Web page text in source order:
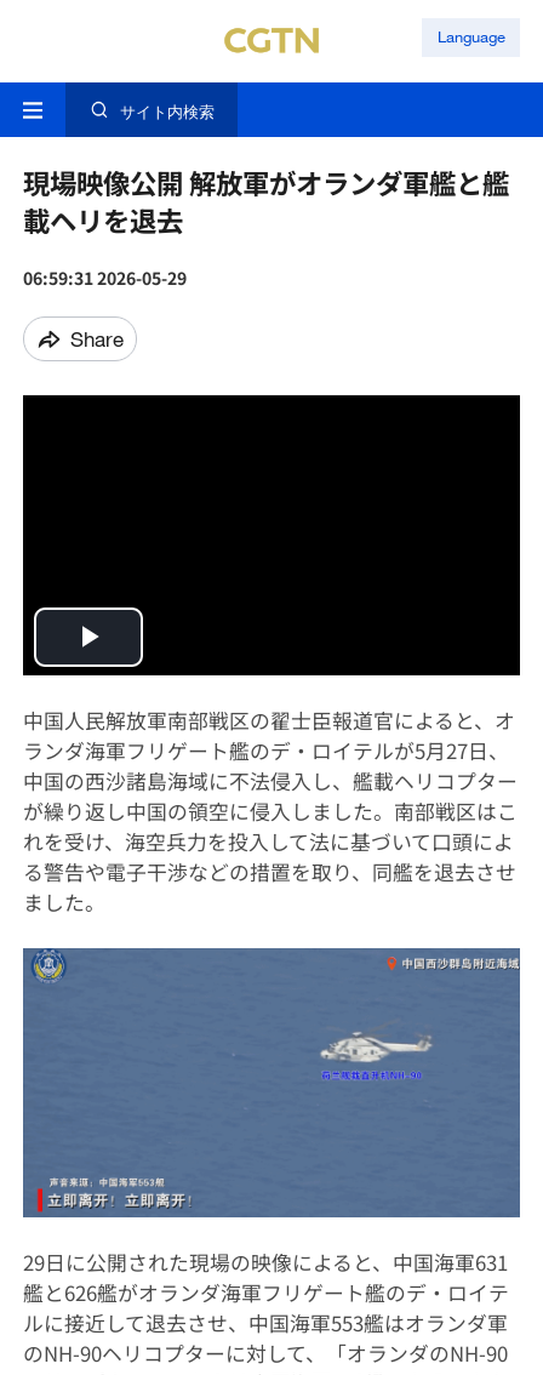
Language
サイト内検索
現場映像公開 解放軍がオランダ軍艦と艦
載ヘリを退去
06:59:31 2026-05-29
Share
Play
Video
中国人民解放軍南部戦区の翟士臣報道官によると、オ
ランダ海軍フリゲート艦のデ・ロイテルが5月27日、
中国の西沙諸島海域に不法侵入し、艦載ヘリコプター
が繰り返し中国の領空に侵入しました。南部戦区はこ
れを受け、海空兵力を投入して法に基づいて口頭によ
る警告や電子干渉などの措置を取り、同艦を退去させ
ました。
29日に公開された現場の映像によると、中国海軍631
艦と626艦がオランダ海軍フリゲート艦のデ・ロイテ
ルに接近して退去させ、中国海軍553艦はオランダ軍
のNH-90ヘリコプターに対して、「オランダのNH-90